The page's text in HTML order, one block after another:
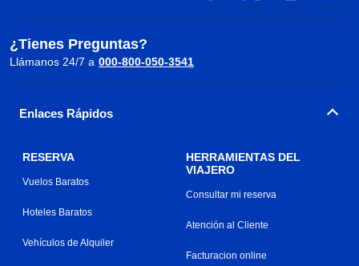
¿Tienes Preguntas?
Llámanos 24/7 a 000-800-050-3541
Enlaces Rápidos
RESERVA
Vuelos Baratos
Hoteles Baratos
Vehículos de Alquiler
HERRAMIENTAS DEL
VIAJERO
Consultar mi reserva
Atención al Cliente
Facturacion online